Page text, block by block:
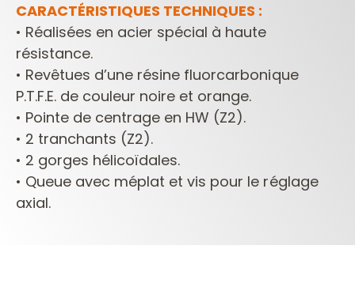
CARACTÉRISTIQUES TECHNIQUES :
• ​​​​​​​Réalisées en acier spécial à haute
résistance.
• ​​​​​​​​​​​​​​Revêtues d’une résine fluorcarbonique
P.T.F.E. de couleur noire et orange.
• ​​​​​​​​​​​​​​Pointe de centrage en HW (Z2).
• ​​​​​​​​​​​​​​2 tranchants (Z2).
• ​​​​​​​​​​​​​​2 gorges hélicoïdales.
• ​​​​​​​​​​​​​​Queue avec méplat et vis pour le réglage
axial.